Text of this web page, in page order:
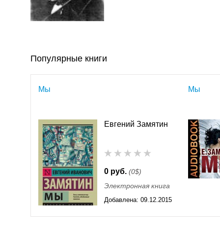
Популярные книги
Мы
Евгений Замятин
0 руб. (0$)
Электронная книга
Добавлена: 09.12.2015
Мы